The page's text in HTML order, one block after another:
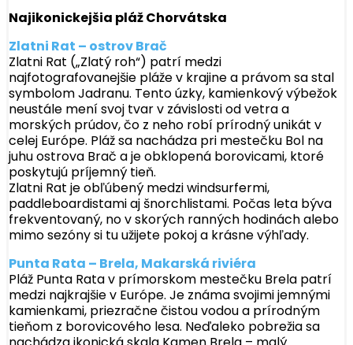
Najikonickejšia pláž Chorvátska
Zlatni Rat – ostrov Brač
Zlatni Rat („Zlatý roh“) patrí medzi
najfotografovanejšie pláže v krajine a právom sa stal
symbolom Jadranu. Tento úzky, kamienkový výbežok
neustále mení svoj tvar v závislosti od vetra a
morských prúdov, čo z neho robí prírodný unikát v
celej Európe. Pláž sa nachádza pri mestečku Bol na
juhu ostrova Brač a je obklopená borovicami, ktoré
poskytujú príjemný tieň.
Zlatni Rat je obľúbený medzi windsurfermi,
paddleboardistami aj šnorchlistami. Počas leta býva
frekventovaný, no v skorých ranných hodinách alebo
mimo sezóny si tu užijete pokoj a krásne výhľady.
Punta Rata – Brela, Makarská riviéra
Pláž Punta Rata v prímorskom mestečku Brela patrí
medzi najkrajšie v Európe. Je známa svojimi jemnými
kamienkami, priezračne čistou vodou a prírodným
tieňom z borovicového lesa. Neďaleko pobrežia sa